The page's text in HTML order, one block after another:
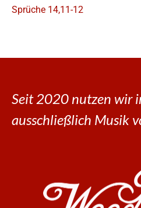
Sprüche 14,11-12
Seit 2020 nutzen wir
ausschließlich Musik